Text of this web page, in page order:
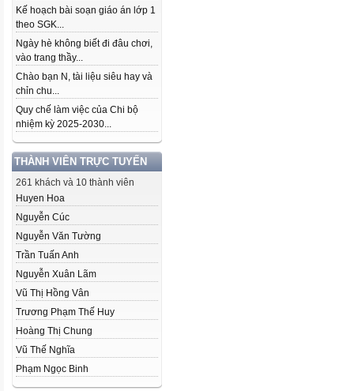
Kế hoạch bài soạn giáo án lớp 1
theo SGK...
Ngày hè không biết đi đâu chơi,
vào trang thầy...
Chào bạn N, tài liệu siêu hay và
chỉn chu...
Quy chế làm việc của Chi bộ
nhiệm kỳ 2025-2030...
THÀNH VIÊN TRỰC TUYẾN
261 khách và 10 thành viên
Huyen Hoa
Nguyễn Cúc
Nguyễn Văn Tường
Trần Tuấn Anh
Nguyễn Xuân Lãm
Vũ Thị Hồng Vân
Trương Phạm Thế Huy
Hoàng Thị Chung
Vũ Thế Nghĩa
Phạm Ngọc Binh